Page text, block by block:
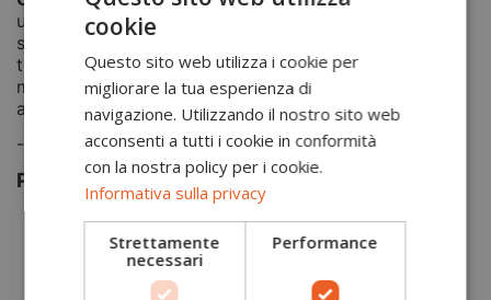
un'eccellente assorbimento degli urti, per gli sport di
squadra. Garantiscono comfort e ammortizzazione in
tutte le tipologie di calzature e sono progettate con
materiali innovativi che migliorano le prestazioni e
aiutano a prevenire gli infortuni.
-
Performance
Arco basso
Propulsione
Assortimento
cookie
Questo sito web utilizza i cookie per
migliorare la tua esperienza di
navigazione. Utilizzando il nostro sito web
acconsenti a tutti i cookie in conformità
con la nostra policy per i cookie.
Informativa sulla privacy
Strettamente
necessari
Performance